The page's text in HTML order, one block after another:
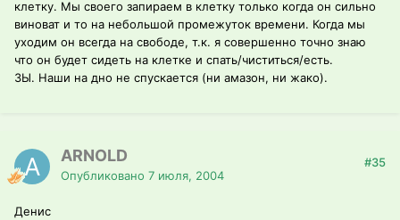
клетку. Мы своего запираем в клетку только когда он сильно
виноват и то на небольшой промежуток времени. Когда мы
уходим он всегда на свободе, т.к. я совершенно точно знаю
что он будет сидеть на клетке и спать/чиститься/есть.
ЗЫ. Наши на дно не спускается (ни амазон, ни жако).
ARNOLD
Опубликовано 7 июля, 2004
#35
Денис